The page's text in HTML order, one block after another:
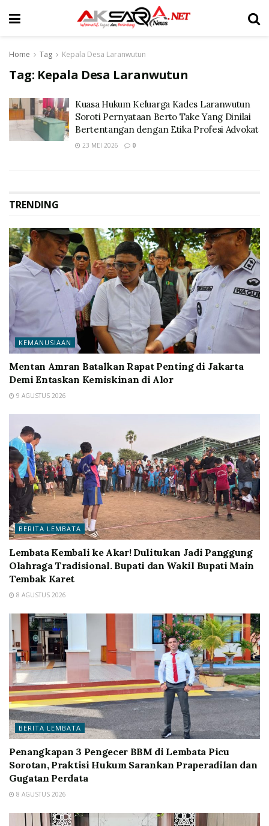
Home Tag Kepala Desa Laranwutun
Tag: Kepala Desa Laranwutun
Kuasa Hukum Keluarga Kades Laranwutun
Soroti Pernyataan Berto Take Yang Dinilai
Bertentangan dengan Etika Profesi Advokat
23 MEI 2026 0
TRENDING
KEMANUSIAAN
Mentan Amran Batalkan Rapat Penting di Jakarta
Demi Entaskan Kemiskinan di Alor
9 AGUSTUS 2026
BERITA LEMBATA
Lembata Kembali ke Akar! Dulitukan Jadi Panggung
Olahraga Tradisional. Bupati dan Wakil Bupati Main
Tembak Karet
8 AGUSTUS 2026
BERITA LEMBATA
Penangkapan 3 Pengecer BBM di Lembata Picu
Sorotan, Praktisi Hukum Sarankan Praperadilan dan
Gugatan Perdata
8 AGUSTUS 2026